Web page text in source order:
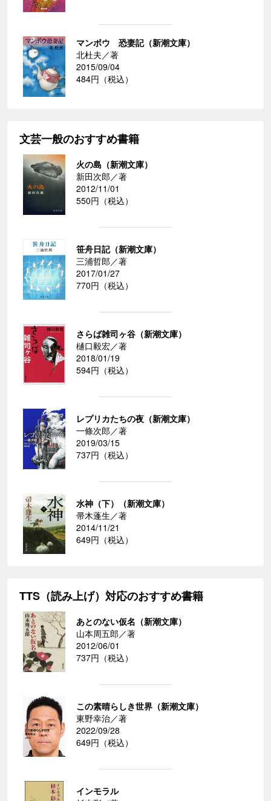
マンボウ 恐妻記（新潮文庫）
北杜夫／著
2015/09/04
484円（税込）
文芸一般のおすすめ書籍
火の島（新潮文庫）
新田次郎／著
2012/11/01
550円（税込）
笹舟日記（新潮文庫）
三浦哲郎／著
2017/01/27
770円（税込）
さらば雑司ヶ谷（新潮文庫）
樋口毅宏／著
2018/01/19
594円（税込）
レプリカたちの夜（新潮文庫）
一條次郎／著
2019/03/15
737円（税込）
水神（下）（新潮文庫）
帚木蓬生／著
2014/11/21
649円（税込）
TTS（読み上げ）対応のおすすめ書籍
あとのない仮名（新潮文庫）
山本周五郎／著
2012/06/01
737円（税込）
この素晴らしき世界（新潮文庫）
東野幸治／著
2022/09/28
649円（税込）
インモラル